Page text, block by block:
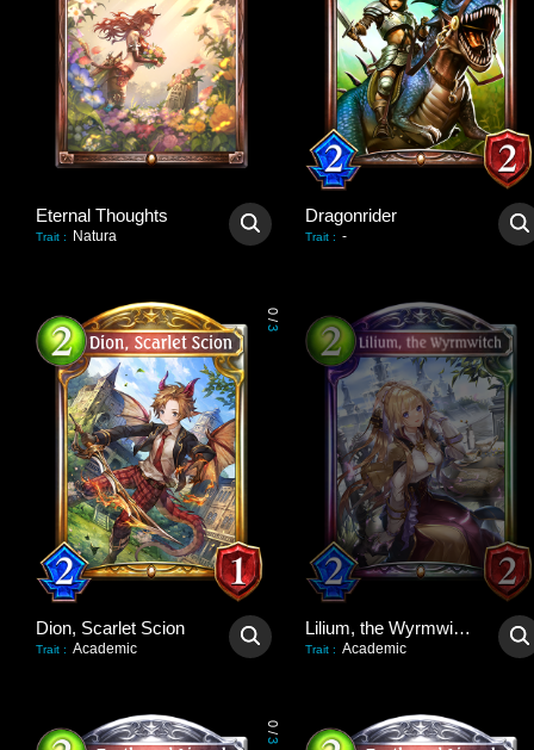
Eternal Thoughts
Trait : Natura
Dragonrider
Trait : -
0
/
3
Dion, Scarlet Scion
Trait : Academic
Lilium, the Wyrmwitch
Trait : Academic
0
/
3